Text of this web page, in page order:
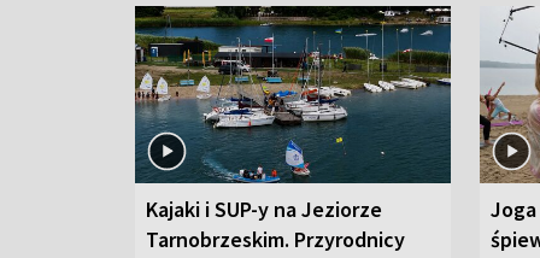
Kajaki i SUP-y na Jeziorze
Tarnobrzeskim. Przyrodnicy